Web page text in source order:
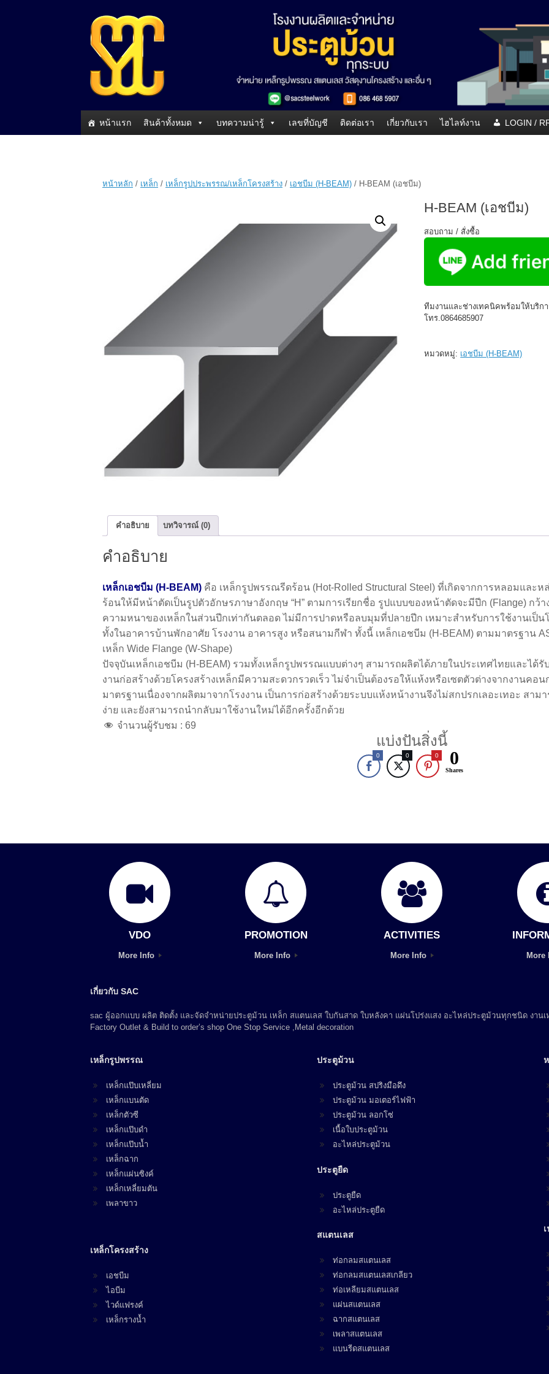
หน้าแรก สินค้าทั้งหมด บทความน่ารู้ เลขที่บัญชี ติดต่อเรา เกี่ยวกับเรา ไฮไลท์งาน LOGIN /
หน้าหลัก / เหล็ก / เหล็กรูปประพรรณ/เหล็กโครงสร้าง / เอชบีม (H-BEAM) / H-BEAM (เอชบีม)
H-BEAM (เอชบีม)
สอบถาม / สั่งซื้อ
ทีมงานและช่างเทคนิคพร้อมให้บริก
โทร.0864685907
หมวดหมู่: เอชบีม (H-BEAM)
คำอธิบาย บทวิจารณ์ (0)
คำอธิบาย
เหล็กเอชบีม (H-BEAM) คือ เหล็กรูปพรรณรีดร้อน (Hot-Rolled Structural Steel) ที่เกิดจากการหลอมและ
ร้อนให้มีหน้าตัดเป็นรูปตัวอักษรภาษาอังกฤษ “H” ตามการเรียกชื่อ รูปแบบของหน้าตัดจะมีปีก (Flange) กว้า
ความหนาของเหล็กในส่วนปีกเท่ากันตลอด ไม่มีการปาดหรือลบมุมที่ปลายปีก เหมาะสำหรับการใช้งานเป็น
ทั้งในอาคารบ้านพักอาศัย โรงงาน อาคารสูง หรือสนามกีฬา ทั้งนี้ เหล็กเอชบีม (H-BEAM) ตามมาตรฐาน
เหล็ก Wide Flange (W-Shape)
ปัจจุบันเหล็กเอชบีม (H-BEAM) รวมทั้งเหล็กรูปพรรณแบบต่างๆ สามารถผลิตได้ภายในประเทศไทยและได้
งานก่อสร้างด้วยโครงสร้างเหล็กมีความสะดวกรวดเร็ว ไม่จำเป็นต้องรอให้แห้งหรือเซตตัวต่างจากงานคอ
มาตรฐานเนื่องจากผลิตมาจากโรงงาน เป็นการก่อสร้างด้วยระบบแห้งหน้างานจึงไม่สกปรกเลอะเทอะ สา
ง่าย และยังสามารถนำกลับมาใช้งานใหม่ได้อีกครั้งอีกด้วย
จำนวนผู้รับชม : 69
แบ่งปันสิ่งนี้
0 0 0 0
Shares
VDO
More Info
PROMOTION
More Info
ACTIVITIES
More Info
เกี่ยวกับ SAC
sac ผู้ออกแบบ ผลิต ติดตั้ง และจัดจำหน่ายประตูม้วน เหล็ก สแตนเลส ใบกันสาด ใบหลังคา แผ่นโปร่งแสง อะไหล่ประตูม้วนทุกชนิด งาน
Factory Outlet & Build to order’s shop One Stop Service ,Metal decoration
เหล็กรูปพรรณ
เหล็กแป๊บเหลี่ยม
เหล็กแบนตัด
เหล็กตัวซี
เหล็กแป๊บดำ
เหล็กแป๊บน้ำ
เหล็กฉาก
เหล็กแผ่นซิงค์
เหล็กเหลี่ยมตัน
เพลาขาว
เหล็กโครงสร้าง
เอชบีม
ไอบีม
ไวด์แฟรงค์
เหล็กรางน้ำ
ประตูม้วน
ประตูม้วน สปริงมือดึง
ประตูม้วน มอเตอร์ไฟฟ้า
ประตูม้วน ลอกโซ่
เนื้อใบประตูม้วน
อะไหล่ประตูม้วน
ประตูยืด
ประตูยืด
อะไหล่ประตูยืด
สแตนเลส
ท่อกลมสแตนเลส
ท่อกลมสแตนเลสเกลียว
ท่อเหลียมสแตนเลส
แผ่นสแตนเลส
ฉากสแตนเลส
เพลาสแตนเลส
แบนรีดสแตนเลส